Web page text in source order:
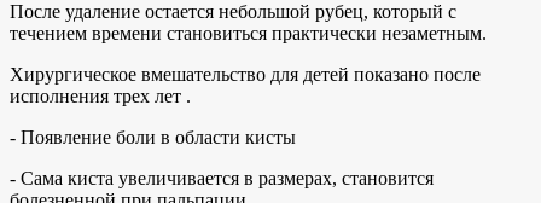
После удаление остается небольшой рубец, который с
течением времени становиться практически незаметным.
Хирургическое вмешательство для детей показано после
исполнения трех лет .
- Появление боли в области кисты
- Сама киста увеличивается в размерах, становится